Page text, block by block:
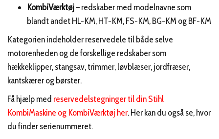
KombiVærktøj– redskaber med modelnavne som
blandt andet HL-KM, HT-KM, FS-KM, BG-KM og BF-KM
Kategorien indeholder reservedele til både selve
motorenheden og de forskellige redskaber som
hækkeklipper, stangsav, trimmer, løvblæser, jordfræser,
kantskærer og børster.
Få hjælp med reservedelstegninger til din Stihl
KombiMaskine og KombiVærktøj her. Her kan du også se, hvor
du finder serienummeret.